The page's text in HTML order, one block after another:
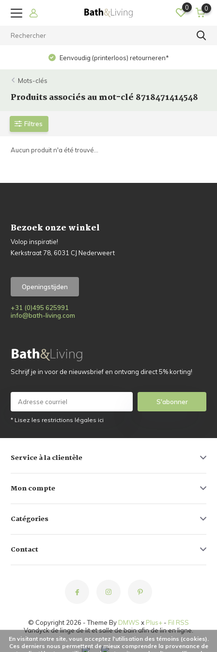
0 0
Eenvoudig (printerloos) retourneren*
Mots-clés
Produits associés au mot-clé 8718471414548
Filtres
Aucun produit n'a été trouvé...
Bezoek onze winkel
Volop inspiratie!
Kerkstraat 78, 6031 CJ Nederweert
Openingstijden
+31 (0)495 625991
info@bath-living.com
Schrijf je in voor de nieuwsbrief en ontvang direct 5% korting!
S'abonner
* Lisez les restrictions légales ici
Service à la clientèle
Mon compte
Catégories
Contact
© Copyright 2026 - Theme By DMWS x Plus+ - Fil RSS
Vandyck de linge de lit et salle de bain afin de lin en ligne.
En visitant notre site, vous acceptez l'utilisation des témoins (cookies).
Ces derniers nous permettent de mieux comprendre la provenance de